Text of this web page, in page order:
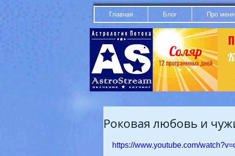
Главная Блог Про меня
Роковая любовь и
https://www.youtube.com/